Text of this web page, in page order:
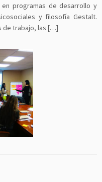
en programas de desarrollo y
y filosofía Gestalt.
de trabajo, las […]